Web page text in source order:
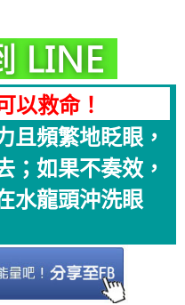
以救命！
且頻繁地眨眼，
；如果不奏效，
水龍頭沖洗眼